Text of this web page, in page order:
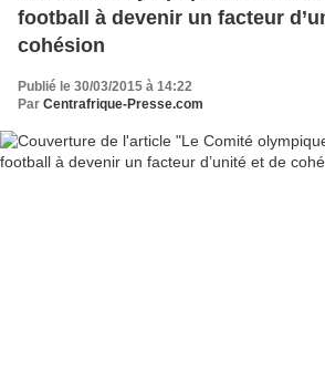
football à devenir un facteur
cohésion
Publié le 30/03/2015 à 14:22
Par Centrafrique-Presse.com